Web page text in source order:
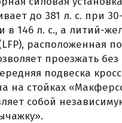
до 381 л. с. при
в 146 л. с., а литий-
расположенная
проезжать
подвеска
на стойках
собой